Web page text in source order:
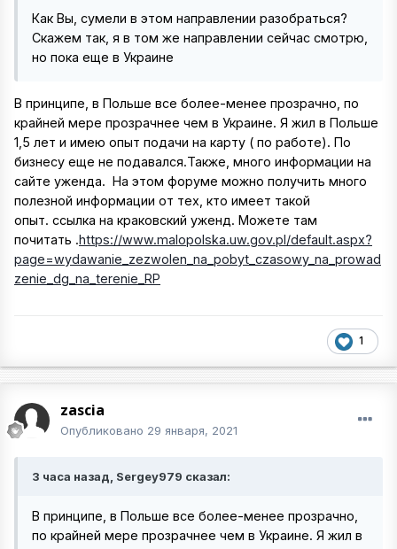
Как Вы, сумели в этом направлении разобраться?
Скажем так, я в том же направлении сейчас смотрю,
но пока еще в Украине
В принципе, в Польше все более-менее прозрачно, по
крайней мере прозрачнее чем в Украине. Я жил в Польше
1,5 лет и имею опыт подачи на карту ( по работе). По
бизнесу еще не подавался.Также, много информации на
сайте уженда. На этом форуме можно получить много
полезной информации от тех, кто имеет такой
опыт. ссылка на краковский уженд. Можете там
почитать .https://www.malopolska.uw.gov.pl/default.aspx?
page=wydawanie_zezwolen_na_pobyt_czasowy_na_prowad
zenie_dg_na_terenie_RP
1
zascia
Опубликовано 29 января, 2021
3 часа назад, Sergey979 сказал:
В принципе, в Польше все более-менее прозрачно,
по крайней мере прозрачнее чем в Украине. Я жил в